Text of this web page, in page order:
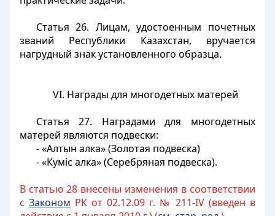
Статья 26. Лицам, удостоенным почетных
званий Республики Казахстан, вручается
нагрудный знак установленного образца.
VI. Награды для многодетных матерей
Статья 27. Наградами для многодетных
матерей являются подвески:
- «Алтын алка» (Золотая подвеска)
- «Куміс алка» (Серебряная подвеска).
В статью 28 внесены изменения в соответствии
с Законом РК от 02.12.09 г. № 211-IV (введен в